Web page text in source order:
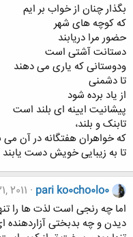
بگذار چنان از خواب بر ایم
که کوچه های شهر
حضور مرا دریابند
دستانت آشتی است
ودوستانی که یاری می دهند
تا دشمنی
از یاد برده شود
پیشانیت ایینه ای بلند است
تابنک و بلند،
که خواهران هفتگانه در آن می
تا به زیبایی خویش دست یابند
pari ko0cho0lo0
2011
اما چه رنجی است لذت ها را
دیدن و چه بدبختی